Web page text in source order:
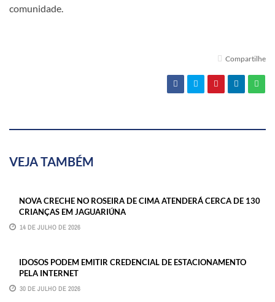
comunidade.
Compartilhe
VEJA TAMBÉM
NOVA CRECHE NO ROSEIRA DE CIMA ATENDERÁ CERCA DE 130
CRIANÇAS EM JAGUARIÚNA
14 DE JULHO DE 2026
IDOSOS PODEM EMITIR CREDENCIAL DE ESTACIONAMENTO
PELA INTERNET
30 DE JULHO DE 2026